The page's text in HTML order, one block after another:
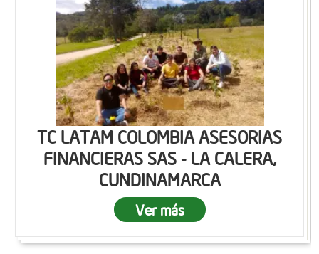
TC LATAM COLOMBIA ASESORIAS
FINANCIERAS SAS - LA CALERA,
CUNDINAMARCA
Ver más